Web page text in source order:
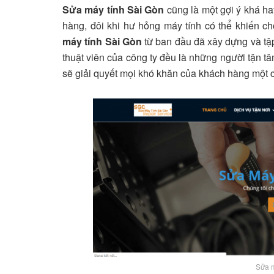
Sửa máy tính Sài Gòn cũng là một gợi ý khá
hàng, đôi khi hư hỏng máy tính có thể khiến
máy tính Sài Gòn từ ban đầu đã xây dựng và
thuật viên của công ty đều là những người tận
sẽ giải quyết mọi khó khăn của khách hàng
Sửa